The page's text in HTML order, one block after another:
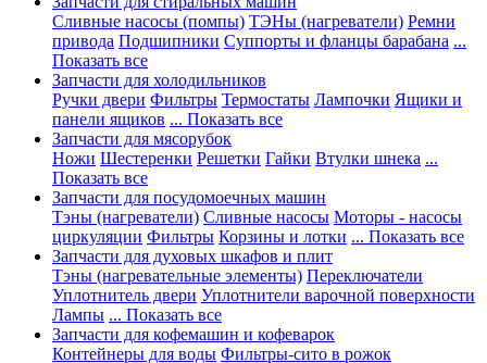
Сливные насосы (помпы) ТЭНы (нагреватели) Ремни
привода Подшипники Суппорты и фланцы барабана ...
Показать все
Запчасти для холодильников
Ручки двери Фильтры Термостаты Лампочки Ящики и
панели ящиков ... Показать все
Запчасти для мясорубок
Ножи Шестеренки Решетки Гайки Втулки шнека ...
Показать все
Запчасти для посудомоечных машин
Тэны (нагреватели) Сливные насосы Моторы - насосы
циркуляции Фильтры Корзины и лотки ... Показать все
Запчасти для духовых шкафов и плит
Тэны (нагревательные элементы) Переключатели
Уплотнитель двери Уплотнители варочной поверхности
Лампы ... Показать все
Запчасти для кофемашин и кофеварок
Контейнеры для воды Фильтры-сито в рожок